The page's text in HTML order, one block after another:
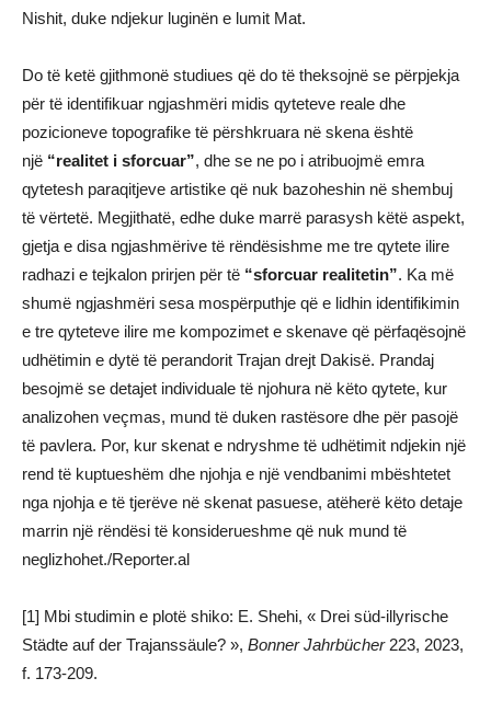
Nishit, duke ndjekur luginën e lumit Mat.
Do të ketë gjithmonë studiues që do të theksojnë se përpjekja
për të identifikuar ngjashmëri midis qyteteve reale dhe
pozicioneve topografike të përshkruara në skena është
një “realitet i sforcuar”, dhe se ne po i atribuojmë emra
qytetesh paraqitjeve artistike që nuk bazoheshin në shembuj
të vërtetë. Megjithatë, edhe duke marrë parasysh këtë aspekt,
gjetja e disa ngjashmërive të rëndësishme me tre qytete ilire
radhazi e tejkalon prirjen për të “sforcuar realitetin”. Ka më
shumë ngjashmëri sesa mospërputhje që e lidhin identifikimin
e tre qyteteve ilire me kompozimet e skenave që përfaqësojnë
udhëtimin e dytë të perandorit Trajan drejt Dakisë. Prandaj
besojmë se detajet individuale të njohura në këto qytete, kur
analizohen veçmas, mund të duken rastësore dhe për pasojë
të pavlera. Por, kur skenat e ndryshme të udhëtimit ndjekin një
rend të kuptueshëm dhe njohja e një vendbanimi mbështetet
nga njohja e të tjerëve në skenat pasuese, atëherë këto detaje
marrin një rëndësi të konsiderueshme që nuk mund të
neglizhohet./Reporter.al
[1] Mbi studimin e plotë shiko: E. Shehi, « Drei süd-illyrische
Städte auf der Trajanssäule? », Bonner Jahrbücher223, 2023,
f. 173-209.